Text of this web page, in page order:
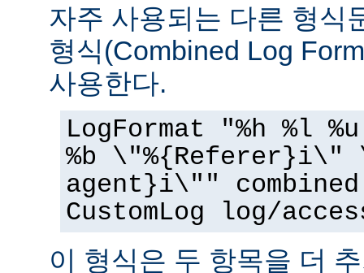
자주 사용되는 다른 형식
형식(Combined Log
사용한다.
LogFormat "%h %l
%b \"%{Referer}i\"
agent}i\"" combined
CustomLog log/
이 형식은 두 항목을 더